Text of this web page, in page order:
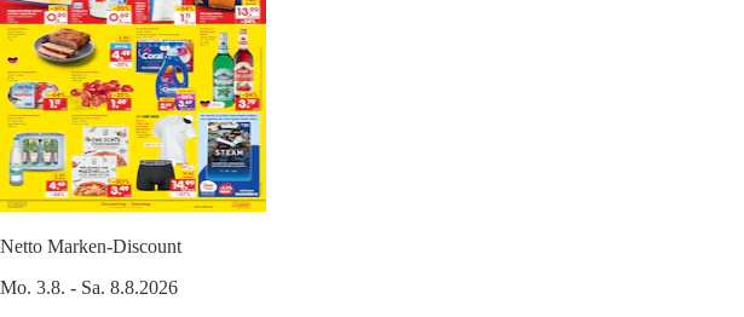
Netto Marken-Discount
Mo. 3.8. - Sa. 8.8.2026